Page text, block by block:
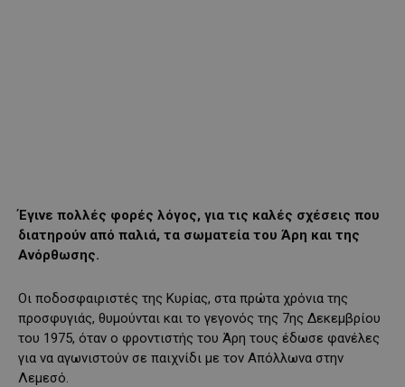
Έγινε πολλές φορές λόγος, για τις καλές σχέσεις που
διατηρούν από παλιά, τα σωματεία του Άρη και της
Ανόρθωσης.
Οι ποδοσφαιριστές της Κυρίας, στα πρώτα χρόνια της
προσφυγιάς, θυμούνται και το γεγονός της 7ης Δεκεμβρίου
του 1975, όταν ο φροντιστής του Άρη τους έδωσε φανέλες
για να αγωνιστούν σε παιχνίδι με τον Απόλλωνα στην
Λεμεσό.